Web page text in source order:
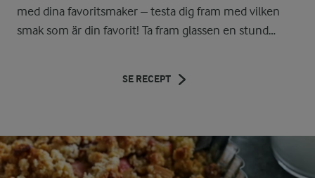
med dina favoritsmaker – testa dig fram med vilken
smak som är din favorit! Ta fram glassen en stund
SE RECEPT